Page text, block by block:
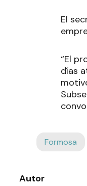
El
“El
días
Formosa
Autor